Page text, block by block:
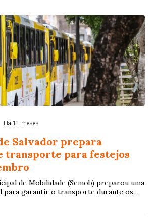
Há 11 meses
Salvador prepara
transporte para festejos
de Mobilidade (Semob) preparou uma
para garantir o transporte durante os